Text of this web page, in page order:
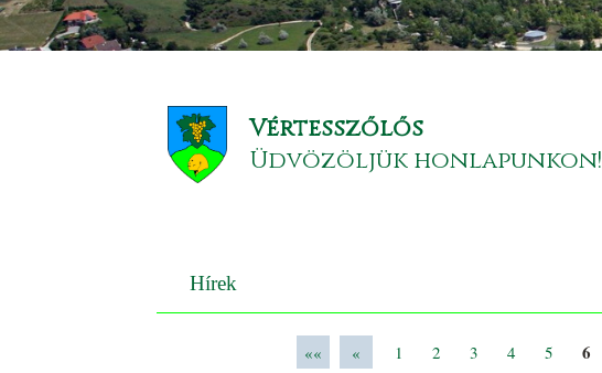
Vértesszőlős
Üdvözöljük honlapunkon!
Hírek
«« « 1 2 3 4 5 6